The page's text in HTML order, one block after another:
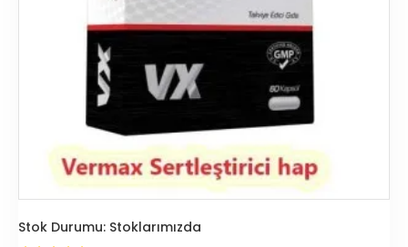
Stok Durumu: Stoklarımızda